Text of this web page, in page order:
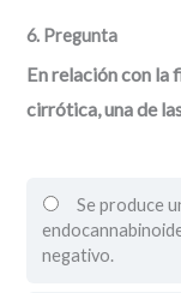
6. Pregunta
En relación con
cirrótica, una de
Se produce
negativo.